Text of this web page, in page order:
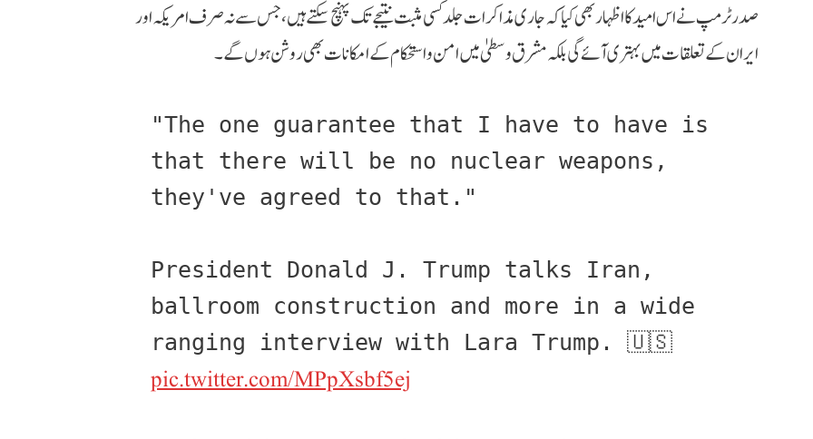
صدر ٹرمپ نے اس امید کا اظہار بھی کیا کہ جاری مذاکرات جلد کسی مثبت نتیجے تک پہنچ سکتے ہیں، جس سے نہ صرف امریکہ اور
ایران کے تعلقات میں بہتری آئے گی بلکہ مشرق وسطیٰ میں امن و استحکام کے امکانات بھی روشن ہوں گے۔
"The one guarantee that I have to have is
that there will be no nuclear weapons,
they've agreed to that."
President Donald J. Trump talks Iran,
ballroom construction and more in a wide
pic.twitter.com/MPpXsbf5ej